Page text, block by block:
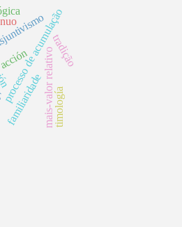
processo de acumulação
mais-valor relativo
familiaridade
tradição
timología
acción